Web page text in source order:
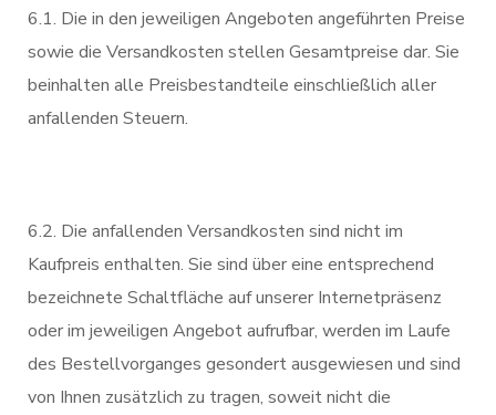
6.1. Die in den jeweiligen Angeboten angeführten Preise
sowie die Versandkosten stellen Gesamtpreise dar. Sie
beinhalten alle Preisbestandteile einschließlich aller
anfallenden Steuern.
6.2. Die anfallenden Versandkosten sind nicht im
Kaufpreis enthalten. Sie sind über eine entsprechend
bezeichnete Schaltfläche auf unserer Internetpräsenz
oder im jeweiligen Angebot aufrufbar, werden im Laufe
des Bestellvorganges gesondert ausgewiesen und sind
von Ihnen zusätzlich zu tragen, soweit nicht die